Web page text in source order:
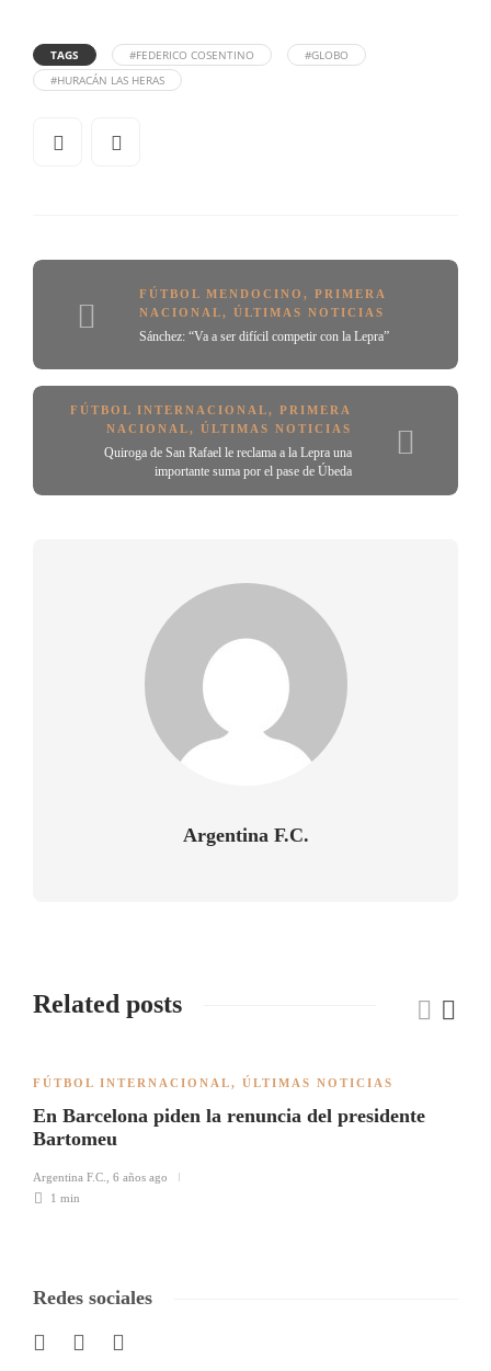
TAGS #FEDERICO COSENTINO
#GLOBO
#HURACÁN LAS HERAS
FÚTBOL MENDOCINO , PRIMERA
NACIONAL, ÚLTIMAS NOTICIAS
Sánchez: “Va a ser difícil competir con la Lepra”
FÚTBOL INTERNACIONAL, PRIMERA
NACIONAL, ÚLTIMAS NOTICIAS
Quiroga de San Rafael le reclama a la Lepra una
importante suma por el pase de Úbeda
Argentina F.C.
Related posts
FÚTBOL INTERNACIONAL, ÚLTIMAS NOTICIAS
En Barcelona piden la renuncia del presidente
Bartomeu
Argentina F.C.
6 años ago
1 min
Redes sociales